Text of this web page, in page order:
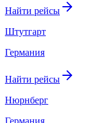
Найти рейсы
Штутгарт
Германия
Найти рейсы
Нюрнберг
Германия